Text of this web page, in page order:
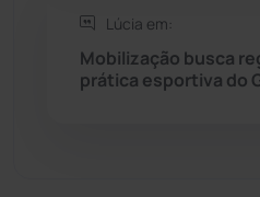
Lúcia em:
Mobilização busca
prática esportiva do